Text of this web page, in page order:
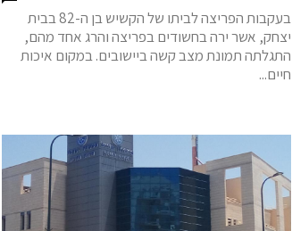
בעקבות הפריצה לביתו של הקשיש בן ה-82 בבית
יצחק, אשר ירה בחשודים בפריצה והרג אחד מהם,
התגלתה תמונת מצב קשה ביישובים. במקום איכות
חיים...